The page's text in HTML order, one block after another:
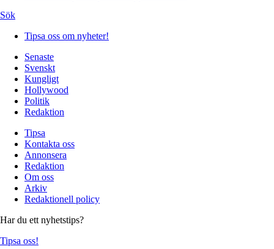
Sök
Tipsa oss om nyheter!
Senaste
Svenskt
Kungligt
Hollywood
Politik
Redaktion
Tipsa
Kontakta oss
Annonsera
Redaktion
Om oss
Arkiv
Redaktionell policy
Har du ett nyhetstips?
Tipsa oss!